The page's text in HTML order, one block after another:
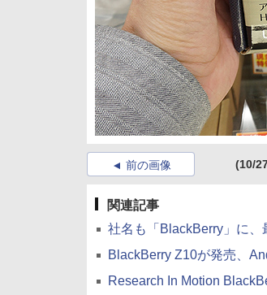
前の画像 (10/
関連記事
社名も「BlackBerry」に、
BlackBerry Z10が発売、
Research In Motion